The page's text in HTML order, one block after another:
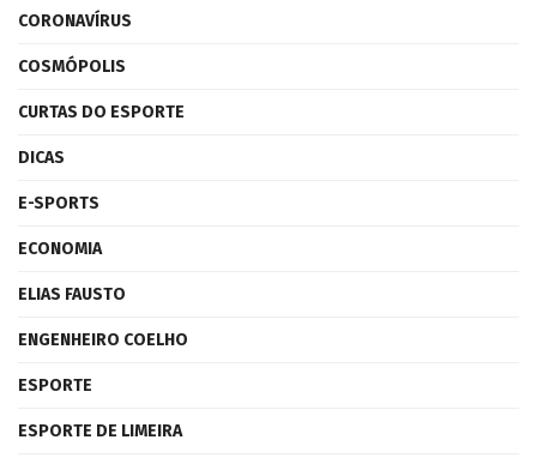
CORONAVÍRUS
COSMÓPOLIS
CURTAS DO ESPORTE
DICAS
E-SPORTS
ECONOMIA
ELIAS FAUSTO
ENGENHEIRO COELHO
ESPORTE
ESPORTE DE LIMEIRA